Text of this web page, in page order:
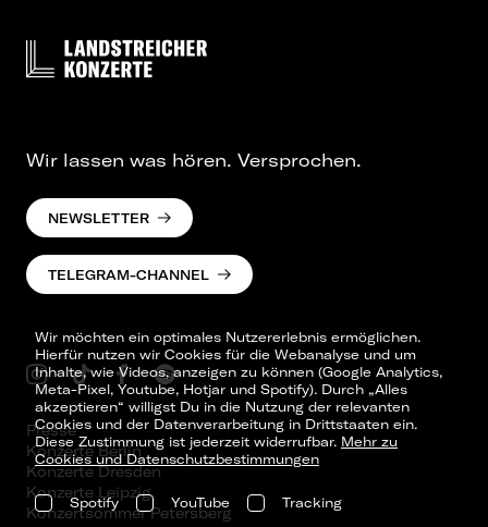
Wir möchten ein optimales Nutzererlebnis ermöglichen.
Hierfür nutzen wir Cookies für die Webanalyse und um
Inhalte, wie Videos, anzeigen zu können (Google Analytics,
Meta-Pixel, Youtube, Hotjar und Spotify). Durch „Alles
akzeptieren“ willigst Du in die Nutzung der relevanten
Cookies und der Datenverarbeitung in Drittstaaten ein.
Diese Zustimmung ist jederzeit widerrufbar. Mehr zu
Cookies und Datenschutzbestimmungen
Spotify YouTube Tracking
Wir lassen was hören. Versprochen.
NEWSLETTER
TELEGRAM-CHANNEL
Presse
Konzerte Berlin
Konzerte Dresden
Konzerte Leipzig
Konzertsommer Petersberg